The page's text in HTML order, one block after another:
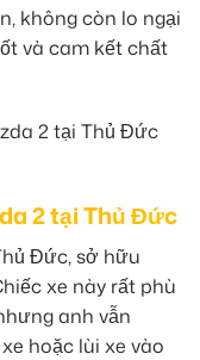
không còn lo ngại
và cam kết chất
2 tại Thủ Đức
Đức, sở hữu
xe này rất phù
anh vẫn
hoặc lùi xe vào